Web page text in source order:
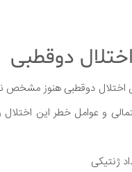
دوقطبی
اختلال دوقطبی هنوز مشخص
و عوامل خطر این اختلال
ژنتیکی